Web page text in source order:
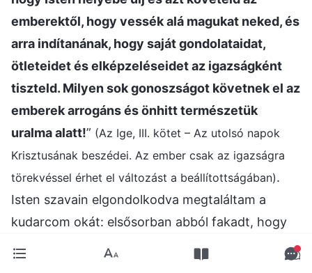
emberektől, hogy vessék alá magukat neked, és
arra indítanának, hogy saját gondolataidat,
ötleteidet és elképzeléseidet az igazságként
tiszteld. Milyen sok gonoszságot követnek el az
emberek arrogáns és önhitt természetük
uralma alatt!” (Az Ige, III. kötet – Az utolsó napok
Krisztusának beszédei. Az ember csak az igazságra
törekvéssel érhet el változást a beállítottságában).
Isten szavain elgondolkodva megtaláltam a
kudarcom okát: elsősorban abból fakadt, hogy